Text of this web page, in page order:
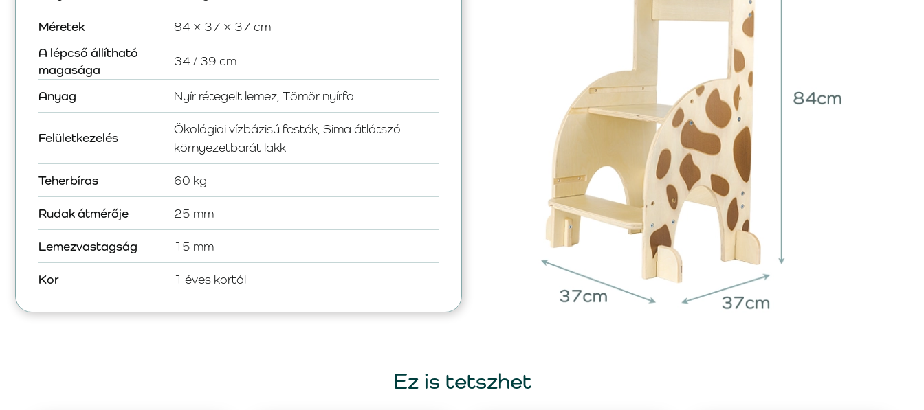
Méretek
84 × 37 × 37 cm
A lépcső állítható
magasága
34 / 39 cm
Anyag Nyír rétegelt lemez, Tömör nyírfa
Felületkezelés
Ökológiai vízbázisú festék, Sima átlátszó
környezetbarát lakk
Teherbíras 60 kg
Rudak átmérője 25 mm
Lemezvastagság 15 mm
Kor 1 éves kortól
Ez is tetszhet